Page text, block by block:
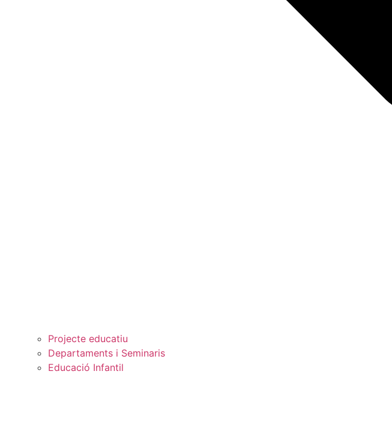
Projecte educatiu
Departaments i Seminaris
Educació Infantil